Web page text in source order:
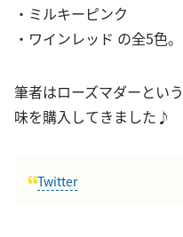
・ミルキーピンク
・ワインレッド の全5色。
筆者はローズマダーとい
味を購入してきました♪
Twitter